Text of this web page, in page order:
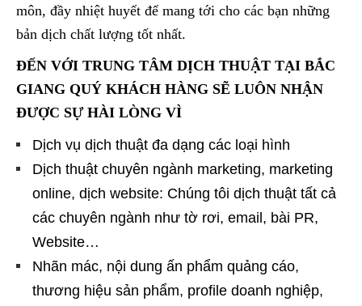
môn, đầy nhiệt huyết để mang tới cho các bạn những
bản dịch chất lượng tốt nhất.
ĐẾN VỚI TRUNG TÂM DỊCH THUẬT TẠI BẮC
GIANG QUÝ KHÁCH HÀNG SẼ LUÔN NHẬN
ĐƯỢC SỰ HÀI LÒNG VÌ
Dịch vụ dịch thuật đa dạng các loại hình
Dịch thuật chuyên ngành marketing, marketing
online, dịch website: Chúng tôi dịch thuật tất cả
các chuyên ngành như tờ rơi, email, bài PR,
Website…
Nhãn mác, nội dung ấn phẩm quảng cáo,
thương hiệu sản phẩm, profile doanh nghiệp,